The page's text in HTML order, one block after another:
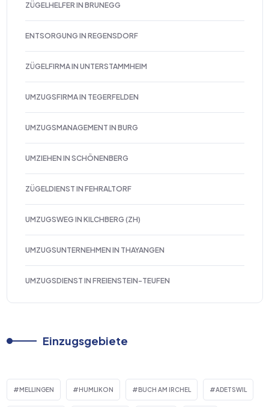
ZÜGELHELFER IN BRUNEGG
ENTSORGUNG IN REGENSDORF
ZÜGELFIRMA IN UNTERSTAMMHEIM
UMZUGSFIRMA IN TEGERFELDEN
UMZUGSMANAGEMENT IN BURG
UMZIEHEN IN SCHÖNENBERG
ZÜGELDIENST IN FEHRALTORF
UMZUGSWEG IN KILCHBERG (ZH)
UMZUGSUNTERNEHMEN IN THAYANGEN
UMZUGSDIENST IN FREIENSTEIN-TEUFEN
Einzugsgebiete
MELLINGEN HUMLIKON BUCH AM IRCHEL ADETSWIL